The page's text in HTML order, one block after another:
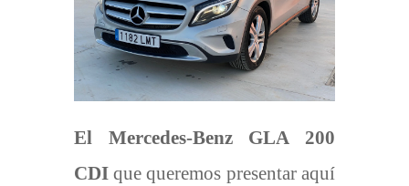
El Mercedes-Benz GLA 200
CDIque queremos presentar aquí